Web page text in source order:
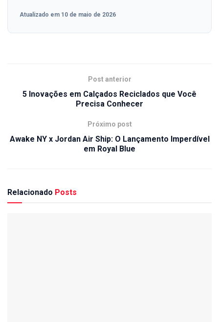
Atualizado em 10 de maio de 2026
Post anterior
5 Inovações em Calçados Reciclados que Você
Precisa Conhecer
Próximo post
Awake NY x Jordan Air Ship: O Lançamento Imperdível
em Royal Blue
Relacionado Posts